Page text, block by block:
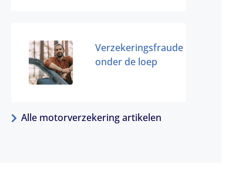
Verzekeringsfraude
onder de loep
Alle motorverzekering artikelen